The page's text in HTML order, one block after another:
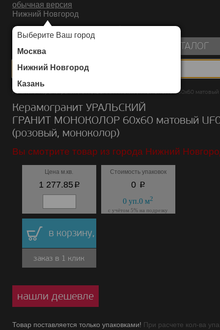
обычная версия
Нижний Новгород
Выберите Ваш город
Москва
Нижний Новгород
Казань
ИНТЕРНЕТ-МАГАЗИН НАПОЛЬНЫХ ПОКРЫТИЙ
КАТАЛОГ
Каталог/Керамогранит/УРАЛЬСКИЙ ГРАНИТ/МОНОКОЛОР 60х60 матовый
Керамогранит УРАЛЬСКИЙ
ГРАНИТ МОНОКОЛОР 60х60 матовый
(розовый, моноколор)
Вы смотрите товар из города Нижний
Цена м.кв.
1 277.85p
Стоимость упаковок
0 p
0 уп.0 м2
с учётом 5% на подрезку
в корзину,
заказ в 1 клик
нашли дешевле
Товар поставляется только упаковками! При расчете кол-ва